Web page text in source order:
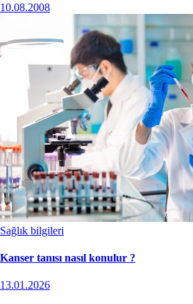
10.08.2008
Sağlık bilgileri
Kanser tanısı nasıl konulur ?
13.01.2026